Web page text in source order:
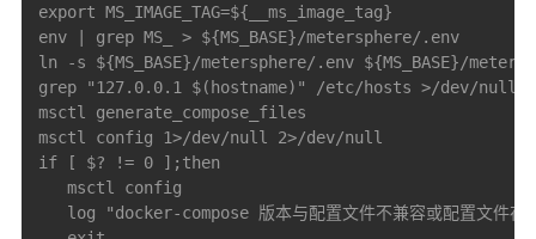
export MS_IMAGE_TAG=${__ms_image_tag}
env | grep MS_ > ${MS_BASE}/metersphere/.env
ln -s ${MS_BASE}/metersphere/.env ${MS_BASE}/
grep "127.0.0.1 $(hostname)" /etc/hosts >/dev/null
msctl generate_compose_files
msctl config 1>/dev/null 2>/dev/null
if [ $? != 0 ];then
   msctl config
log "docker-compose 版本与配置文件不兼容或配置文件